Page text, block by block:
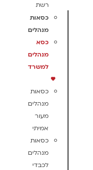
רשת
כסאות
מנהלים
כסא
מנהלים
למשרד
כסאות
מנהלים
מעור
אמיתי
כסאות
מנהלים
לכבדי